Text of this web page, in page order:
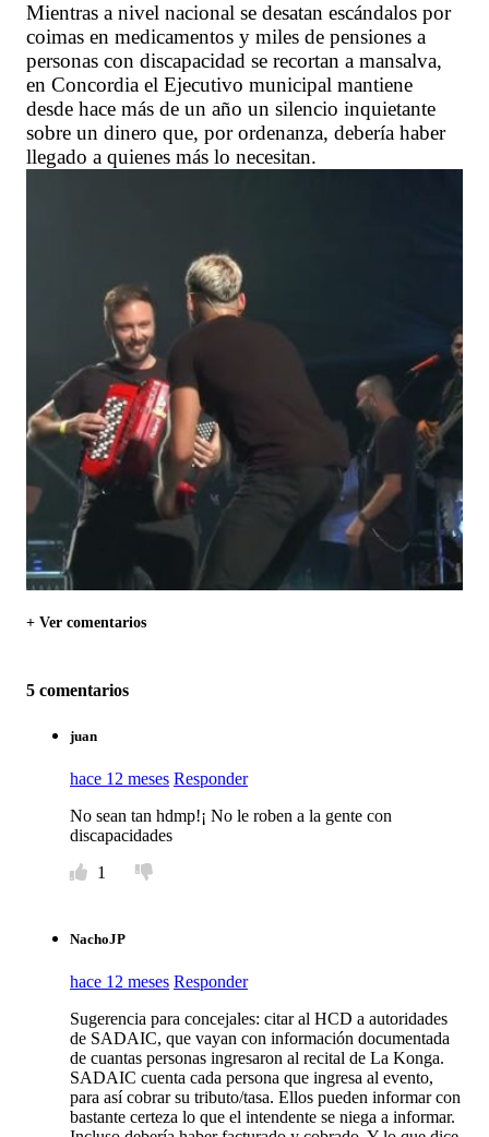
Mientras a nivel nacional se desatan escándalos por
coimas en medicamentos y miles de pensiones a
personas con discapacidad se recortan a mansalva,
en Concordia el Ejecutivo municipal mantiene
desde hace más de un año un silencio inquietante
sobre un dinero que, por ordenanza, debería haber
llegado a quienes más lo necesitan.
+ Ver comentarios
5 comentarios
juan
hace 12 meses Responder
No sean tan hdmp!¡ No le roben a la gente con
discapacidades
1
NachoJP
hace 12 meses Responder
Sugerencia para concejales: citar al HCD a autoridades
de SADAIC, que vayan con información documentada
de cuantas personas ingresaron al recital de La Konga.
SADAIC cuenta cada persona que ingresa al evento,
para así cobrar su tributo/tasa. Ellos pueden informar con
bastante certeza lo que el intendente se niega a informar.